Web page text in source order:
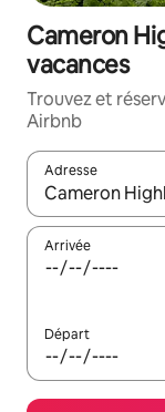
Cameron
vacances
Trouvez et
Airbnb
Adresse
Lorsque les
Arrivée
Départ